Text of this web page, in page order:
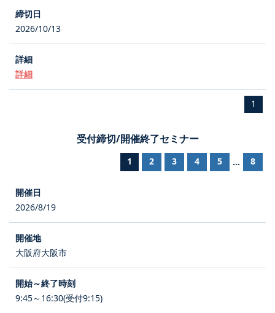
2026/10/13
詳細
1
受付締切/開催終了セミナー
1 2 3 4 5 ... 8
2026/8/19
大阪府大阪市
9:45～16:30(受付9:15)